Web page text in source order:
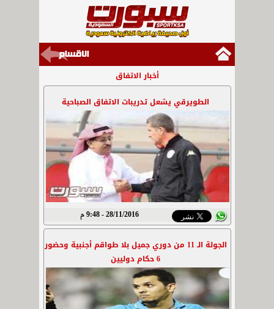
أخبار الاتفاق
الطويرقي يشعل تدريبات الاتفاق الصباحية
28/11/2016 - 9:48 م
الجولة الـ 11 من دوري جميل بلا طواقم أجنبية وحضور
6 حكام دوليين